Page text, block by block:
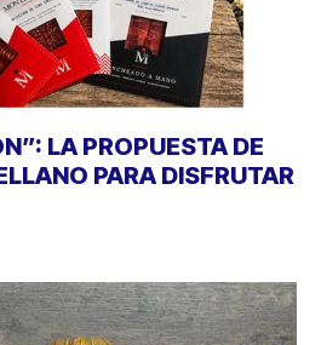
LA PROPUESTA DE
PARA DISFRUTAR